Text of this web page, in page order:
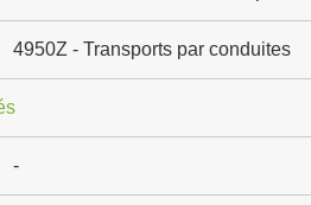
4950Z - Transports par conduites
-